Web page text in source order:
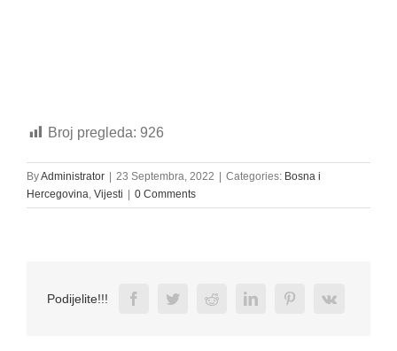
Broj pregleda: 926
ByAdministrator 23 Septembra, 2022 Categories: Bosna i
Hercegovina, Vijesti 0 Comments
Podijelite!!! FacebookTwitterRedditLinkedInPinterestVk